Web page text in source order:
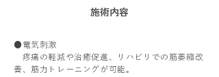
​施術内容
●電気刺激
疼痛の軽減や治癒促進、リハビリでの筋萎縮改
善、筋力トレーニングが可能。